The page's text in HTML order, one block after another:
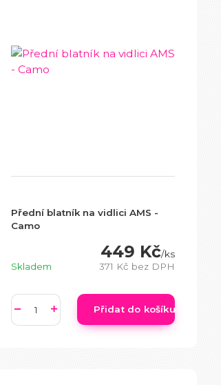
Přední blatník na vidlici AMS -
Camo
449 Kč/ks
371 Kč bez DPH
Skladem
Přidat do košíku